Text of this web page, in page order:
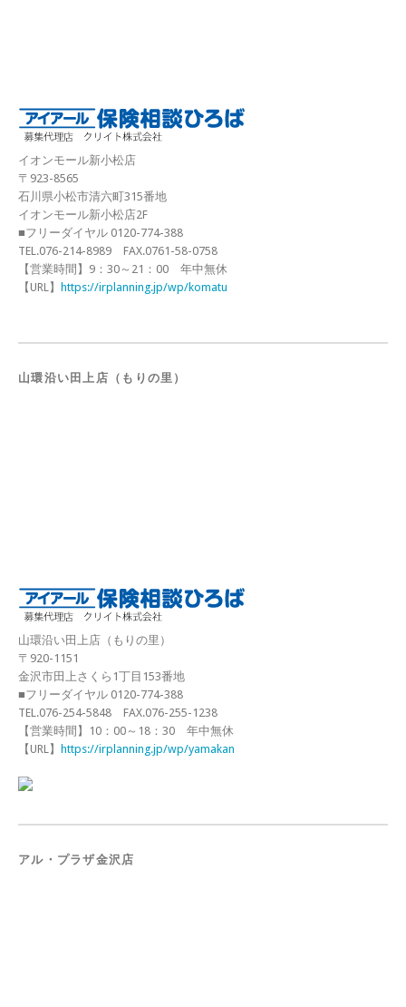
イオンモール新小松店
〒923-8565
石川県小松市清六町315番地
イオンモール新小松店2F
■フリーダイヤル 0120-774-388
TEL.076-214-8989 FAX.0761-58-0758
【営業時間】9：30～21：00 年中無休
【URL】 https://irplanning.jp/wp/komatu
山環沿い田上店（もりの里）
山環沿い田上店（もりの里）
〒920-1151
金沢市田上さくら1丁目153番地
■フリーダイヤル 0120-774-388
TEL.076-254-5848 FAX.076-255-1238
【営業時間】10：00～18：30 年中無休
【URL】 https://irplanning.jp/wp/yamakan
アル・プラザ金沢店